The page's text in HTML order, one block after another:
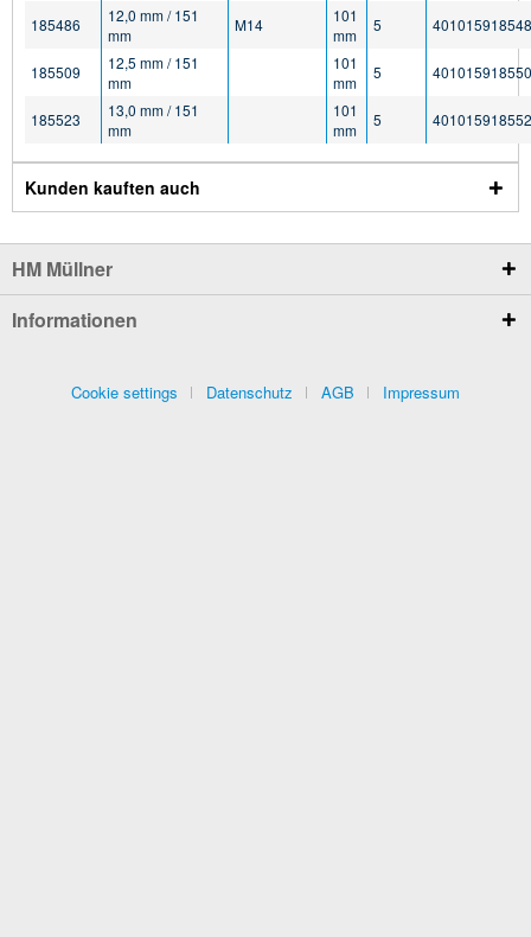
185486
12,0 mm / 151
mm
M14
101
mm
5
185509
12,5 mm / 151
mm
101
mm
5
185523
13,0 mm / 151
mm
101
mm
5
Kunden kauften auch
HM Müllner
Informationen
Cookie settings Datenschutz AGB Impressum